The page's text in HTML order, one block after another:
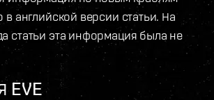
в английской версии статьи. На
статьи эта информация была не
EVE